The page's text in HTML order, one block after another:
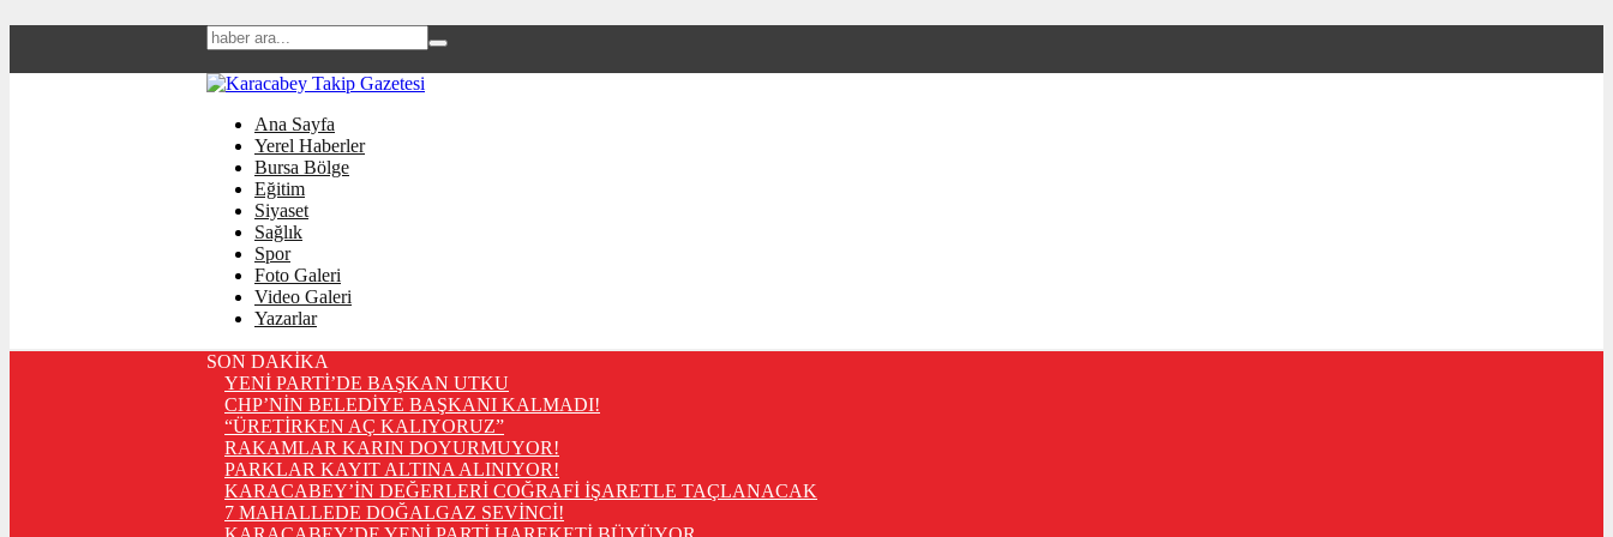
Ana Sayfa
Yerel Haberler
Bursa Bölge
Eğitim
Siyaset
Sağlık
Spor
Foto Galeri
Video Galeri
Yazarlar
SON DAKİKA
YENİ PARTİ’DE BAŞKAN UTKU
CHP’NİN BELEDİYE BAŞKANI KALMADI!
“ÜRETİRKEN AÇ KALIYORUZ”
RAKAMLAR KARIN DOYURMUYOR!
PARKLAR KAYIT ALTINA ALINIYOR!
KARACABEY’İN DEĞERLERİ COĞRAFİ İŞARETLE TAÇLANACAK
7 MAHALLEDE DOĞALGAZ SEVİNCİ!